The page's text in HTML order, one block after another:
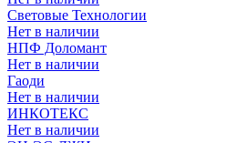
Световые Технологии
Нет в наличии
НПФ Доломант
Нет в наличии
Гаоди
Нет в наличии
ИНКОТЕКС
Нет в наличии